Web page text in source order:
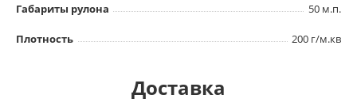
Габариты рулона 50 м.п.
Плотность 200 г/м.кв
Доставка